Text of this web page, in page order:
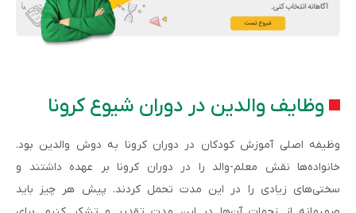
وظایف والدین در دوران شیوع کرونا
وظیفه اصلی آموزش کودکان در دوران کرونا به دوش والدین بود.
خانواده‌ها نقش معلم­­­­-والد را در دوران کرونا بر عهده داشتند و
سختی‌های زیادی را در این مدت تحمل کردند. پیش هر چیز باید